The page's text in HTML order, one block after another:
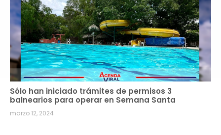
Sólo han iniciado trámites de permisos 3
balnearios para operar en Semana Santa
marzo 12, 2024